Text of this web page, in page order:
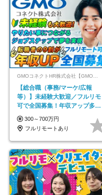
GMOコネクトHR株式会社【GMOインターネットグループ】
【総合職（事務/マーケ/広報
等）】未経験大歓迎／フルリモ
可で全国募集！年収アップ多数
★年休最大130日★
300～700万円
フルリモートあり